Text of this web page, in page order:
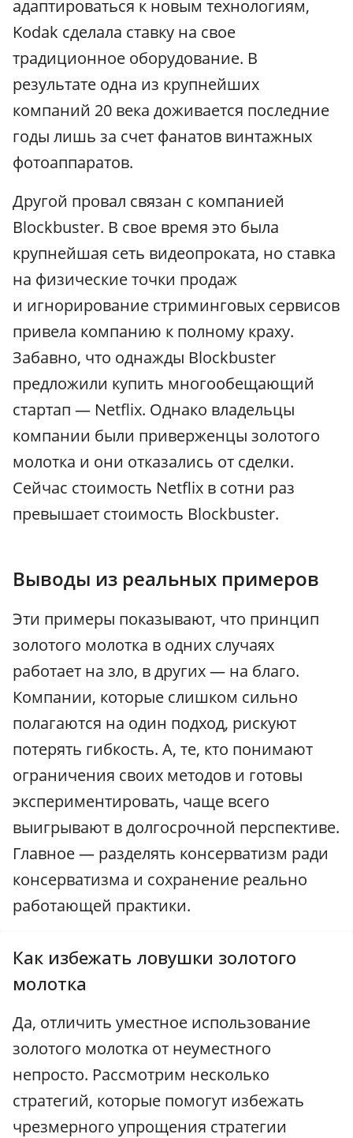
адаптироваться к новым технологиям,
Kodak сделала ставку на свое
традиционное оборудование. В
результате одна из крупнейших
компаний 20 века доживается последние
годы лишь за счет фанатов винтажных
фотоаппаратов.
Другой провал связан с компанией
Blockbuster. В свое время это была
крупнейшая сеть видеопроката, но ставка
на физические точки продаж
и игнорирование стриминговых сервисов
привела компанию к полному краху.
Забавно, что однажды Blockbuster
предложили купить многообещающий
стартап — Netflix. Однако владельцы
компании были приверженцы золотого
молотка и они отказались от сделки.
Сейчас стоимость Netflix в сотни раз
превышает стоимость Blockbuster.
Выводы из реальных примеров
Эти примеры показывают, что принцип
золотого молотка в одних случаях
работает на зло, в других — на благо.
Компании, которые слишком сильно
полагаются на один подход, рискуют
потерять гибкость. А, те, кто понимают
ограничения своих методов и готовы
экспериментировать, чаще всего
выигрывают в долгосрочной перспективе.
Главное — разделять консерватизм ради
консерватизма и сохранение реально
работающей практики.
Как избежать ловушки золотого
молотка
Да, отличить уместное использование
золотого молотка от неуместного
непросто. Рассмотрим несколько
стратегий, которые помогут избежать
чрезмерного упрощения стратегии